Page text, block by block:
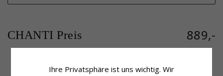
CHANTI Preis 889,-
Ihre Privatsphäre ist uns wichtig. Wir